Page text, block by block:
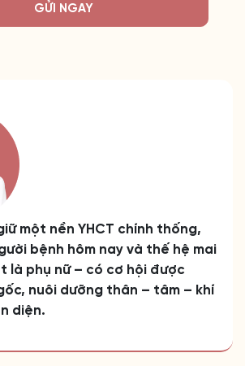
GỬI NGAY
một nền YHCT chính thống,
bệnh hôm nay và thế hệ mai
là phụ nữ – có cơ hội được
nuôi dưỡng thân – tâm – khí
diện.